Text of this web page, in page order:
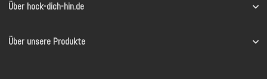
Über hock-dich-hin.de
Über unsere Produkte